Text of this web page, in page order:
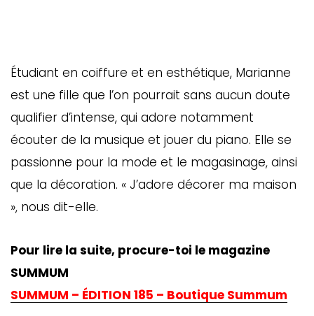
Étudiant en coiffure et en esthétique, Marianne
est une fille que l’on pourrait sans aucun doute
qualifier d’intense, qui adore notamment
écouter de la musique et jouer du piano. Elle se
passionne pour la mode et le magasinage, ainsi
que la décoration. « J’adore décorer ma maison
», nous dit-elle.
Pour lire la suite, procure-toi le magazine
SUMMUM
SUMMUM – ÉDITION 185 – Boutique Summum